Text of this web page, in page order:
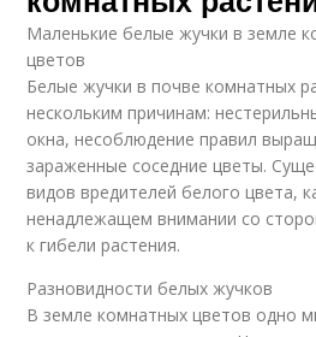
Маленькие белые жучки в земле
цветов
Белые жучки в почве комнатных
нескольким причинам:
окна, несоблюдение правил
зараженные соседние цветы.
видов вредителей белого цвета,
ненадлежащем внимании со
к гибели растения.
Разновидности белых жучков
В земле комнатных цветов одно